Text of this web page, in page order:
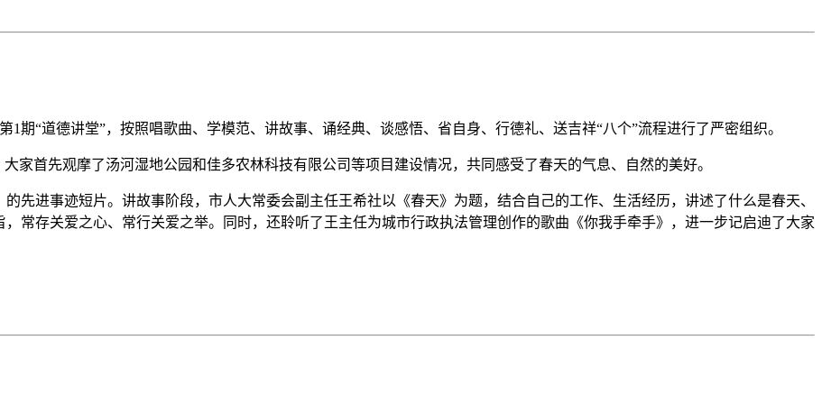
1期“道德讲堂”，按照唱歌曲、学模范、讲故事、诵经典、谈感悟、省自身、行德礼、送吉祥“八个”流程进行了严密组织。
家首先观摩了汤河湿地公园和佳多农林科技有限公司等项目建设情况，共同感受了春天的气息、自然的美好。
先进事迹短片。讲故事阶段，市人大常委会副主任王希社以《春天》为题，结合自己的工作、生活经历，讲述了什么是春天、
常存关爱之心、常行关爱之举。同时，还聆听了王主任为城市行政执法管理创作的歌曲《你我手牵手》，进一步记启迪了大家